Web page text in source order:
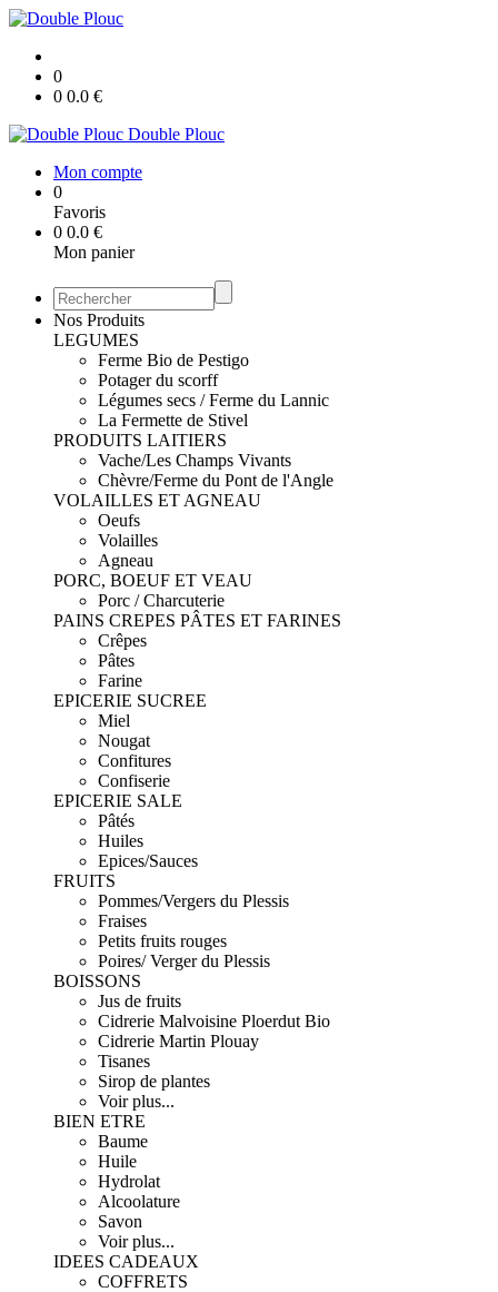
0
0 0.0 €
Double Plouc
Mon compte
0
Favoris
0 0.0 €
Mon panier
Nos Produits
LEGUMES
Ferme Bio de Pestigo
Potager du scorff
Légumes secs / Ferme du Lannic
La Fermette de Stivel
PRODUITS LAITIERS
Vache/Les Champs Vivants
Chèvre/Ferme du Pont de l'Angle
VOLAILLES ET AGNEAU
Oeufs
Volailles
Agneau
PORC, BOEUF ET VEAU
Porc / Charcuterie
PAINS CREPES PÂTES ET FARINES
Crêpes
Pâtes
Farine
EPICERIE SUCREE
Miel
Nougat
Confitures
Confiserie
EPICERIE SALE
Pâtés
Huiles
Epices/Sauces
FRUITS
Pommes/Vergers du Plessis
Fraises
Petits fruits rouges
Poires/ Verger du Plessis
BOISSONS
Jus de fruits
Cidrerie Malvoisine Ploerdut Bio
Cidrerie Martin Plouay
Tisanes
Sirop de plantes
Voir plus...
BIEN ETRE
Baume
Huile
Hydrolat
Alcoolature
Savon
Voir plus...
IDEES CADEAUX
COFFRETS